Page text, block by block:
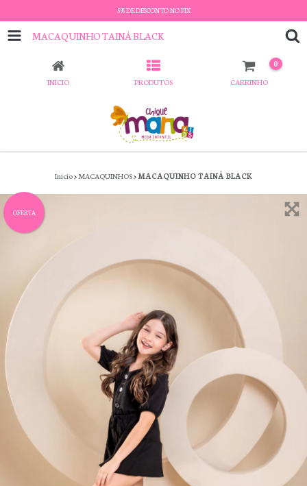
5% DE DESCONTO NO PIX
MACAQUINHO TAINÁ BLACK
INÍCIO PRODUTOS CARRINHO
0
Início>MACAQUINHOS>MACAQUINHO TAINÁ BLACK
OFERTA